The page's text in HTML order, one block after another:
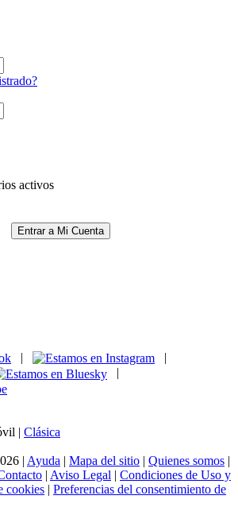
activos
Entrar a Mi Cuenta
|
|
|
| Clásica
| Ayuda | Mapa del sitio | Quienes somos |
| Aviso Legal | Condiciones de Uso y
cookies | Preferencias del consentimiento de